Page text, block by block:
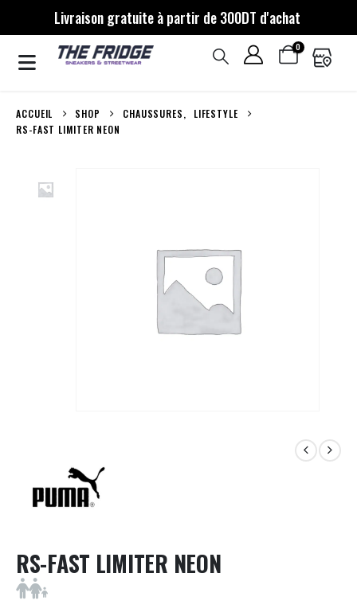
Livraison gratuite à partir de 300DT d'achat
0
ACCUEIL SHOP CHAUSSURES,
LIFESTYLE
RS-FAST LIMITER NEON
RS-FAST LIMITER NEON